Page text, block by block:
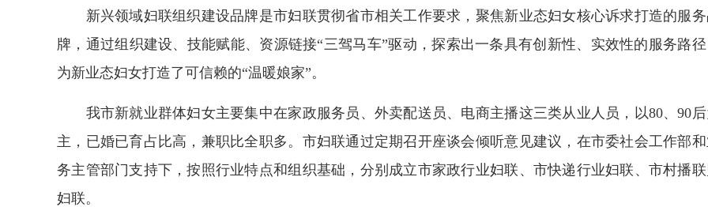
新兴领域妇联组织建设品牌是市妇联贯彻省市相关工作要求，聚焦新业态妇女核心诉求打造的服务
牌，通过组织建设、技能赋能、资源链接“三驾马车”驱动，探索出一条具有创新性、实效性的服务路径
为新业态妇女打造了可信赖的“温暖娘家”。
我市新就业群体妇女主要集中在家政服务员、外卖配送员、电商主播这三类从业人员，以80、90后
主，已婚已育占比高，兼职比全职多。市妇联通过定期召开座谈会倾听意见建议，在市委社会工作部
务主管部门支持下，按照行业特点和组织基础，分别成立市家政行业妇联、市快递行业妇联、市村播联
妇联。